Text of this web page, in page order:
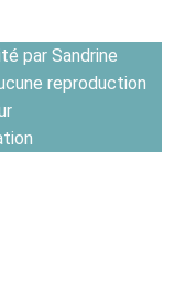
par Sandrine
reproduction